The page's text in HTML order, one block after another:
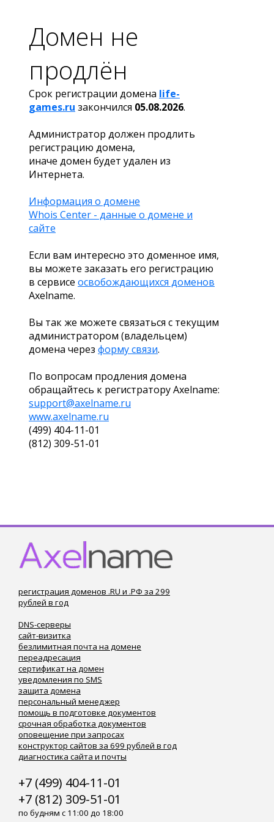
Домен не
продлён
Срок регистрации домена life-
games.ru закончился 05.08.2026.
Администратор должен продлить
регистрацию домена,
иначе домен будет удален из
Интернета.
Информация о домене
Whois Center - данные о домене и
сайте
Если вам интересно это доменное имя,
вы можете заказать его регистрацию
в сервисе освобождающихся доменов
Axelname.
Вы так же можете связаться с текущим
администратором (владельцем)
домена через форму связи.
По вопросам продления домена
обращайтесь к регистратору Axelname:
support@axelname.ru
www.axelname.ru
(499) 404-11-01
(812) 309-51-01
регистрация доменов .RU и .РФ за 299
рублей в год
DNS-серверы
сайт-визитка
безлимитная почта на домене
переадресация
сертификат на домен
уведомления по SMS
защита домена
персональный менеджер
помощь в подготовке документов
срочная обработка документов
оповещение при запросах
конструктор сайтов за 699 рублей в год
диагностика сайта и почты
+7 (499) 404-11-01
+7 (812) 309-51-01
по будням с 11:00 до 18:00